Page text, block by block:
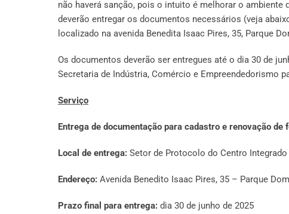
não haverá sanção, pois o intuito é melhorar o
deverão entregar os documentos necessários (veja
localizado na avenida Benedita Isaac Pires, 35, Parque
Os documentos deverão ser entregues até o dia 30 de
Secretaria de Indústria, Comércio e Empreendedorismo
Serviço
Entrega de documentação para cadastro e renovação de
Local de entrega: Setor de Protocolo do Centro
Endereço: Avenida Benedito Isaac Pires, 35 – Parque
Prazo final para entrega: dia 30 de junho de 2025